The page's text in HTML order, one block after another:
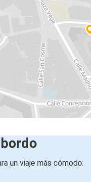
un viaje más cómodo: